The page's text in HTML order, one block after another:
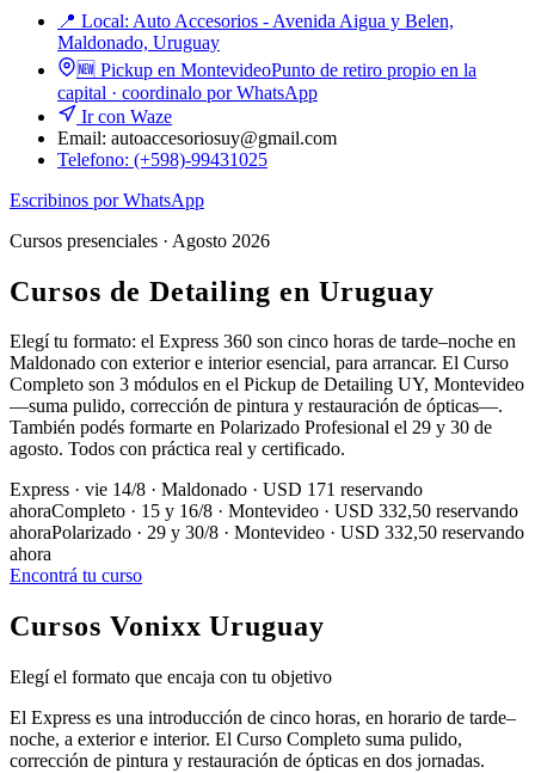
📍 Local: Auto Accesorios - Avenida Aigua y Belen,
Maldonado, Uruguay
🆕 Pickup en MontevideoPunto de retiro propio en la
capital · coordinalo por WhatsApp
Ir con Waze
Email: autoaccesoriosuy@gmail.com
Telefono: (+598)-99431025
Escribinos por WhatsApp
Cursos presenciales · Agosto 2026
Cursos de Detailing en Uruguay
Elegí tu formato: el Express 360 son cinco horas de tarde–noche en
Maldonado con exterior e interior esencial, para arrancar. El Curso
Completo son 3 módulos en el Pickup de Detailing UY, Montevideo
—suma pulido, corrección de pintura y restauración de ópticas—.
También podés formarte en Polarizado Profesional el 29 y 30 de
agosto. Todos con práctica real y certificado.
Express · vie 14/8 · Maldonado · USD 171 reservando
ahoraCompleto · 15 y 16/8 · Montevideo · USD 332,50 reservando
ahoraPolarizado · 29 y 30/8 · Montevideo · USD 332,50 reservando
ahora
Encontrá tu curso
Cursos Vonixx Uruguay
Elegí el formato que encaja con tu objetivo
El Express es una introducción de cinco horas, en horario de tarde–
noche, a exterior e interior. El Curso Completo suma pulido,
corrección de pintura y restauración de ópticas en dos jornadas.